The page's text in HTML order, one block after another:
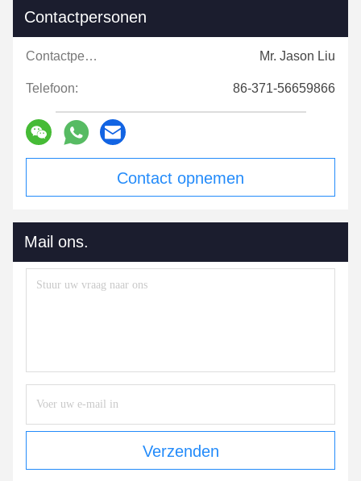
Contactpersonen
Contactpersonen: Mr. Jason Liu
Telefoon: 86-371-56659866
Contact opnemen
Mail ons.
Verzenden